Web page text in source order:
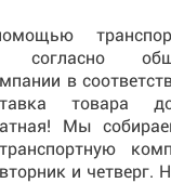
согласно
в
товара
Мы
и четверг.